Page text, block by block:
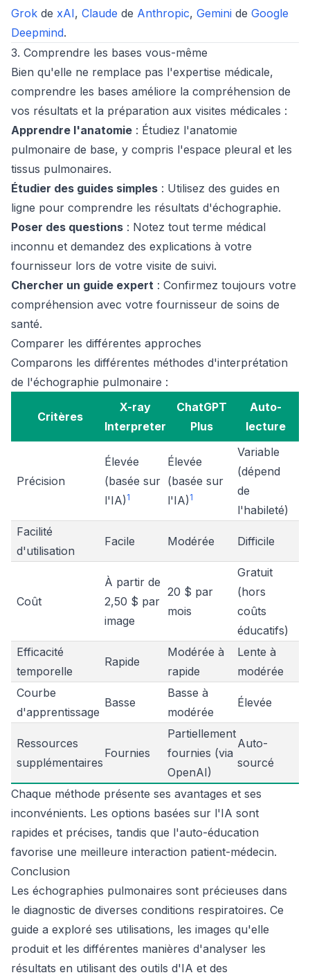
Grok de xAI, Claude de Anthropic, Gemini de Google
Deepmind.
3. Comprendre les bases vous-même
Bien qu'elle ne remplace pas l'expertise médicale,
comprendre les bases améliore la compréhension de
vos résultats et la préparation aux visites médicales :
Apprendre l'anatomie : Étudiez l'anatomie
pulmonaire de base, y compris l'espace pleural et les
tissus pulmonaires.
Étudier des guides simples : Utilisez des guides en
ligne pour comprendre les résultats d'échographie.
Poser des questions : Notez tout terme médical
inconnu et demandez des explications à votre
fournisseur lors de votre visite de suivi.
Chercher un guide expert : Confirmez toujours votre
compréhension avec votre fournisseur de soins de
santé.
Comparer les différentes approches
Comparons les différentes méthodes d'interprétation
de l'échographie pulmonaire :
Critères
X-ray
Interpreter
ChatGPT
Plus
Auto-
lecture
Précision
Élevée
(basée sur
l'IA) 1
Élevée
(basée sur
l'IA) 1
Variable
(dépend
de
l'habileté)
Facilité
d'utilisation
Facile Modérée Difficile
Coût
À partir de
2,50 $ par
image
20 $ par
mois
Gratuit
(hors
coûts
éducatifs)
Efficacité
temporelle
Rapide
Modérée à
rapide
Lente à
modérée
Courbe
d'apprentissage
Basse
Basse à
modérée
Élevée
Ressources
supplémentaires
Fournies
Partiellement
fournies (via
OpenAI)
Auto-
sourcé
Chaque méthode présente ses avantages et ses
inconvénients. Les options basées sur l'IA sont
rapides et précises, tandis que l'auto-éducation
favorise une meilleure interaction patient-médecin.
Conclusion
Les échographies pulmonaires sont précieuses dans
le diagnostic de diverses conditions respiratoires. Ce
guide a exploré ses utilisations, les images qu'elle
produit et les différentes manières d'analyser les
résultats en utilisant des outils d'IA et des